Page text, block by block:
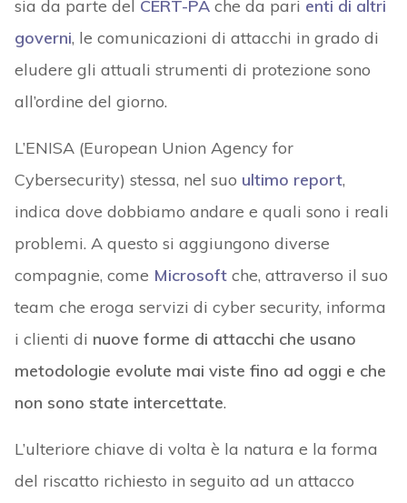
sia da parte del CERT-PAche da pari enti di altri
governi, le comunicazioni di attacchi in grado di
eludere gli attuali strumenti di protezione sono
all’ordine del giorno.
L’ENISA (European Union Agency for
Cybersecurity) stessa, nel suo ultimo report,
indica dove dobbiamo andare e quali sono i reali
problemi. A questo si aggiungono diverse
compagnie, come Microsoftche, attraverso il suo
team che eroga servizi di cyber security, informa
i clienti di nuove forme di attacchi che usano
metodologie evolute mai viste fino ad oggi e che
non sono state intercettate.
L’ulteriore chiave di volta è la natura e la forma
del riscatto richiesto in seguito ad un attacco